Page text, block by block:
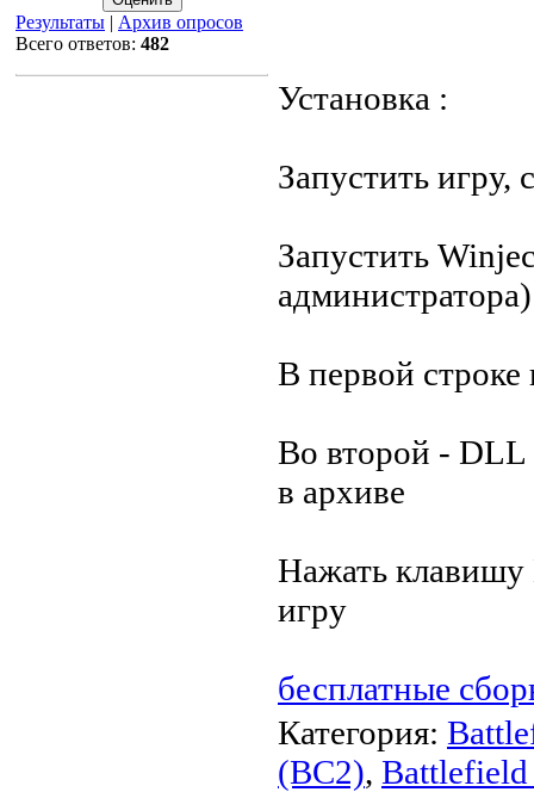
Результаты | Архив опросов
Всего ответов: 482
Установка :
Запустить игру,
Запустить
администратора)
В первой
Во второй -
в архиве
Нажать клавишу
игру
бесплатные
Категория:
(BC2),